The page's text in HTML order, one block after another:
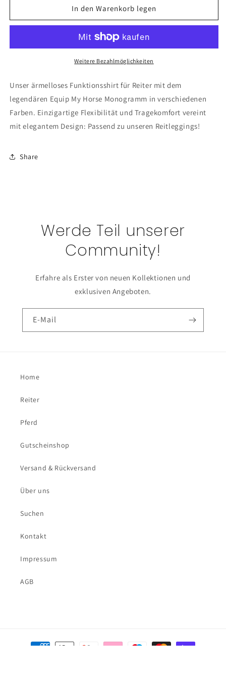
Funktionsoberteil
für
Funktionsoberteil
Ärmellos
Monogramm
In den Warenkorb legen
Weitere Bezahlmöglichkeiten
Unser ärmelloses Funktionsshirt für Reiter mit dem
legendären Equip My Horse Monogramm in verschiedenen
Farben. Einzigartige Flexibilität und Tragekomfort vereint
mit elegantem Design: Passend zu unseren Reitleggings!
Share
Werde Teil unserer
Community!
Erfahre als Erster von neuen Kollektionen und
exklusiven Angeboten.
E-Mail
Home
Reiter
Pferd
Gutscheinshop
Versand & Rückversand
Über uns
Suchen
Kontakt
Impressum
AGB
Zahlungsmethoden